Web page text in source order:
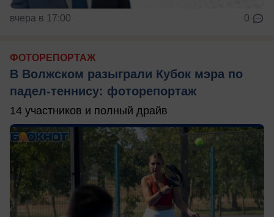
вчера в 17:00 0
ФОТОРЕПОРТАЖ
В Волжском разыграли Кубок мэра по
падел-теннису: фоторепортаж
14 участников и полный драйв